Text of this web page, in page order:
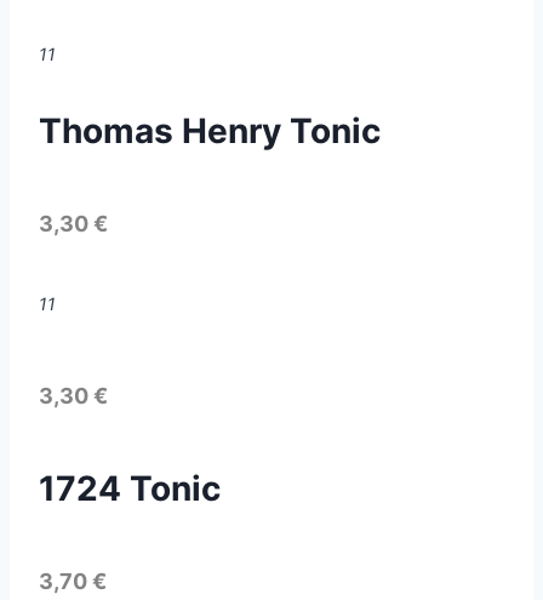
11
Thomas Henry Tonic
3,30 €
11
3,30 €
1724 Tonic
3,70 €